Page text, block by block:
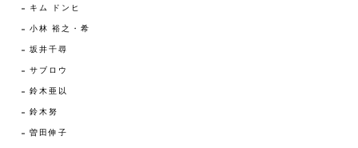
キム ドンヒ
小林 裕之・希
坂井千尋
サブロウ
鈴木亜以
鈴木努
曽田伸子